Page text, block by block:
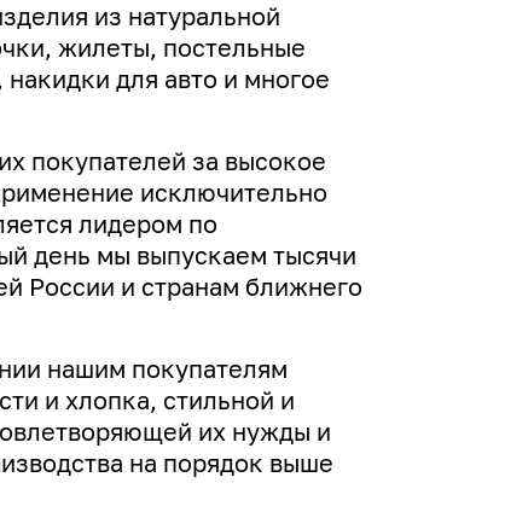
из натуральной
жилеты, постельные
для авто и многое
покупателей за высокое
исключительно
лидером по
день мы выпускаем тысячи
России и странам ближнего
нашим покупателям
и хлопка, стильной и
их нужды и
на порядок выше